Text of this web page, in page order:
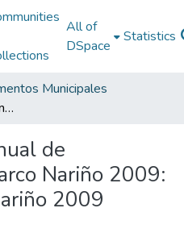
All of
DSpace
Statistics
Municipales
Plan Operativo Anual de Inversiones El Charco Nariño 2009: POAI El Charco Nariño 2009
de
Nariño 2009:
2009